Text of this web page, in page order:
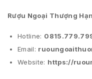
Rượu Ngoại Thượng
Hotline:
Email:
Website: https://